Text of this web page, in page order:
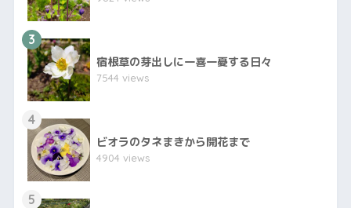
3
宿根草の芽出しに一喜一憂する日々
7544 views
4
ビオラのタネまきから開花まで
4904 views
5